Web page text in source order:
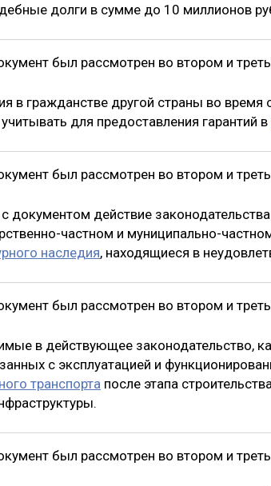
долги в сумме до 10 миллионов
был рассмотрен во втором и
в гражданстве другой страны во
для предоставления гарантий в
был рассмотрен во втором и
с документом действие
частном и муниципально-
наследия, находящиеся в
был рассмотрен во втором и
в действующее законодательство,
с эксплуатацией и
транспорта после этапа
был рассмотрен во втором и